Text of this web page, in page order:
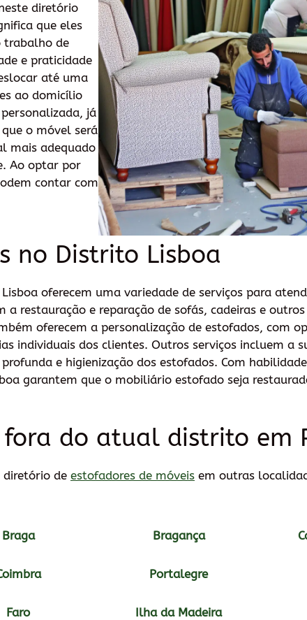
diretório
que eles
trabalho de
e praticidade
até uma
ao domicílio
já
o móvel será
mais adequado
Ao optar por
contar com
no Distrito Lisboa
oferecem uma variedade de serviços para
a restauração e reparação de sofás, cadeiras e
oferecem a personalização de estofados, com
individuais dos clientes. Outros serviços incluem a
e higienização dos estofados. Com
garantem que o mobiliário estofado seja
fora do atual distrito em
de estofadores de móveis em outras
Braga Bragança
Portalegre
Faro Ilha da Madeira